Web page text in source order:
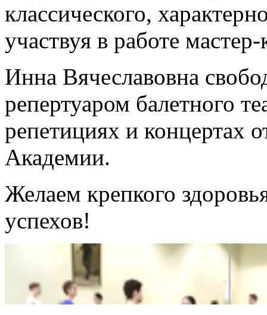
классического,
участвуя в работе
Инна Вячеславовна
репертуаром балетного
репетициях и концертах
Академии.
Желаем крепкого
успехов!